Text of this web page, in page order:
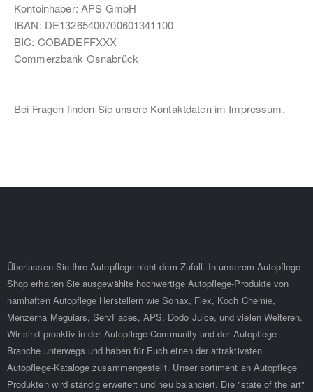
Kontoinhaber: APS GmbH
IBAN: DE13265400700601341100
BIC: COBADEFFXXX
Commerzbank Osnabrück
Bei Fragen finden Sie unsere Kontaktdaten im Impressum.
Überlassen Sie Ihre Autopflege nicht dem Zufall. In unserem Autopflege
Shop erhalten Sie ausgewählte hochwertige Autopflege-Produkte von
namhaften Autopflege Herstellern wie Sonax, Flex, Koch Chemie,
Menzerna Meguiars, ServFaces, APS, Dodo Juice, und vielen Weiteren.
Wir sind proaktiv in der Autopflege Community und der Autopflege-
Branche unterwegs und haben für Euch einen der attraktivsten
Autopflege-Kataloge zusammengestellt. Unser sortiment an Autopflege
Produkten wird ständig erweitert und neu balanciert. Die "state of the art"